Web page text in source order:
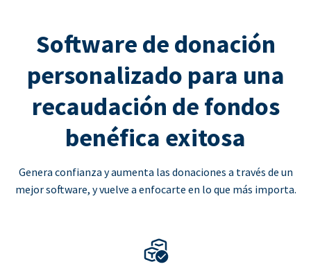
Software de donación
personalizado para una
recaudación de fondos
benéfica exitosa
Genera confianza y aumenta las donaciones a través de un
mejor software, y vuelve a enfocarte en lo que más importa.